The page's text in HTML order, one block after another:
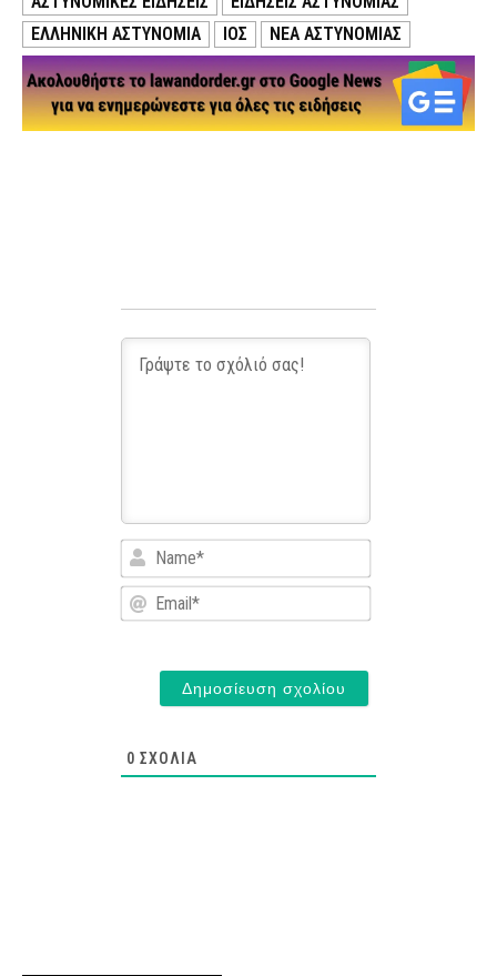
ΕΛΛΗΝΙΚΗ ΑΣΤΥΝΟΜΙΑ
ΙΟΣ ΝΕΑ ΑΣΤΥΝΟΜΙΑΣ
Name*
Email*
0 ΣΧΌΛΙΑ